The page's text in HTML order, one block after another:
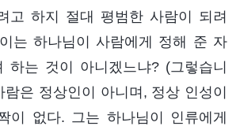
고 하지 절대 평범한 사람이 되려
는 하나님이 사람에게 정해 준 자
하는 것이 아니겠느냐? (그렇습니
은 정상인이 아니며, 정상 인성이
이 없다. 그는 하나님이 인류에게